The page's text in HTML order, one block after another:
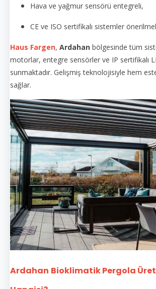
Hava ve yağmur sensörü entegreli,
CE ve ISO sertifikalı sistemler
Haus Fargen, Ardahan bölgesinde tüm
motorlar, entegre sensörler ve IP sertifikalı
sunmaktadır. Gelişmiş teknolojisiyle hem
sağlar.
Ardahan Bioklimatik Pergola